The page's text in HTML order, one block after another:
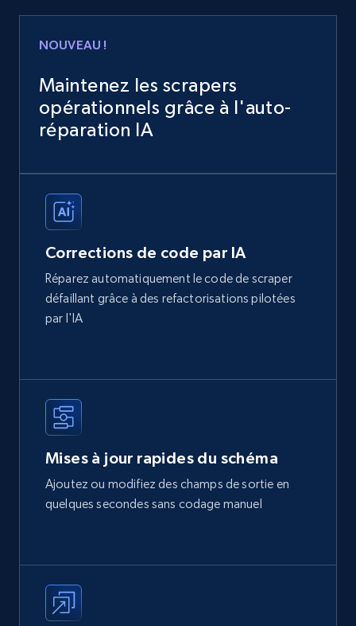
NOUVEAU !
Maintenez les scrapers
opérationnels grâce à l'auto-
réparation IA
Corrections de code par IA
Réparez automatiquement le code de scraper
défaillant grâce à des refactorisations pilotées
par l'IA
Mises à jour rapides du schéma
Ajoutez ou modifiez des champs de sortie en
quelques secondes sans codage manuel